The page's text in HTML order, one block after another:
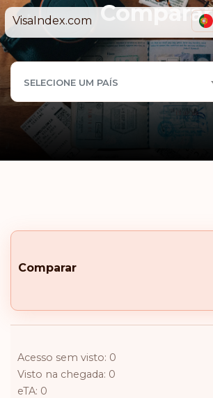
VisaIndex.com Comparar
SELECIONE UM PAÍS
Comparar
Acesso sem visto: 0
Visto na chegada: 0
eTA: 0